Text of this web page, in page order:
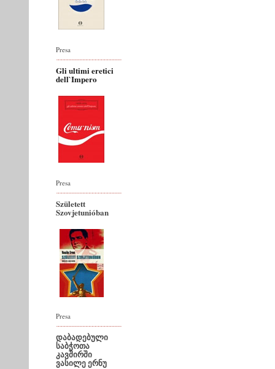
Presa
Gli ultimi eretici
dell`Impero
Presa
Született
Szovjetunióban
Presa
დაბადებული
საბჭოთა
კავშირში
ვასილე ერნუ